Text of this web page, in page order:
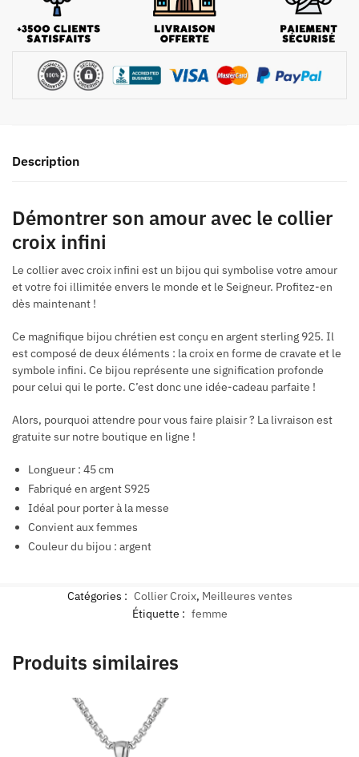
Description
Démontrer son amour avec le collier
croix infini
Le collier avec croix infini est un bijou qui symbolise votre amour
et votre foi illimitée envers le monde et le Seigneur. Profitez-en
dès maintenant !
Ce magnifique bijou chrétien est conçu en argent sterling 925. Il
est composé de deux éléments : la croix en forme de cravate et le
symbole infini. Ce bijou représente une signification profonde
pour celui qui le porte. C’est donc une idée-cadeau parfaite !
Alors, pourquoi attendre pour vous faire plaisir ? La livraison est
gratuite sur notre boutique en ligne !
Longueur : 45 cm
Fabriqué en argent S925
Idéal pour porter à la messe
Convient aux femmes
Couleur du bijou : argent
Catégories : Collier Croix, Meilleures ventes
Étiquette : femme
Produits similaires